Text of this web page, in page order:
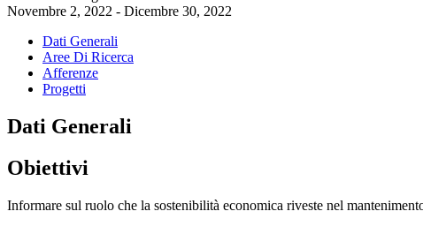
Novembre 2, 2022 - Dicembre 30, 2022
Dati Generali
Aree Di Ricerca
Afferenze
Progetti
Dati Generali
Obiettivi
Informare sul ruolo che la sostenibilità economica riveste nel